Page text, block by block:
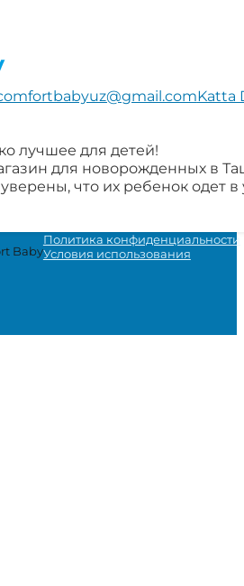
Katta
на Facebook
в Instagram
нами в Telegram
за нами в YouTube
лучшее для детей!
для новорожденных в
что их ребенок одет
Baby
Политика конфиденциальности
Условия использования